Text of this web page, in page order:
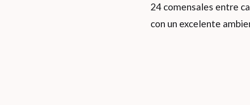
24 comensales entre
con un excelente